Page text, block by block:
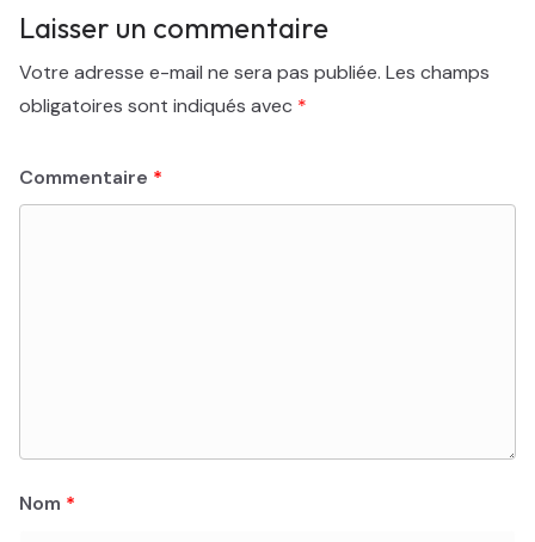
Laisser un commentaire
Votre adresse e-mail ne sera pas publiée. Les champs
obligatoires sont indiqués avec *
Commentaire *
Nom *